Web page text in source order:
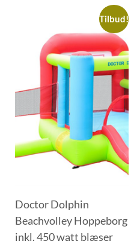
Tilbud!
Doctor Dolphin
Beachvolley Hoppeborg
inkl. 450 watt blæser